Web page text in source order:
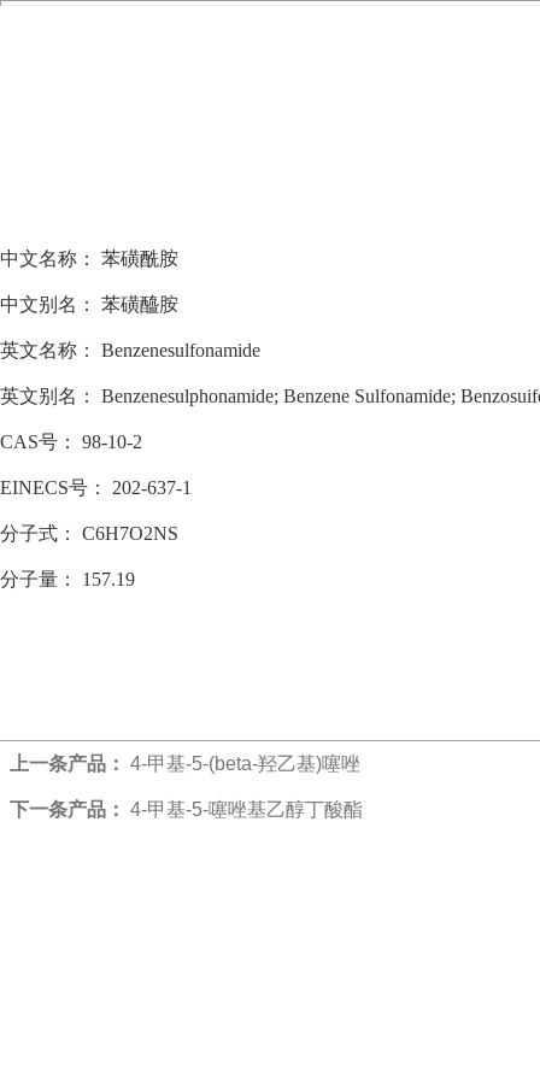
中文名称： 苯磺酰胺
中文别名： 苯磺醯胺
英文名称： Benzenesulfonamide
英文别名： Benzenesulphonamide; Benzene Sulfonamide;
CAS号： 98-10-2
EINECS号： 202-637-1
分子式： C6H7O2NS
分子量： 157.19
上一条产品： 4-甲基-5-(beta-羟乙基)噻唑
下一条产品： 4-甲基-5-噻唑基乙醇丁酸酯